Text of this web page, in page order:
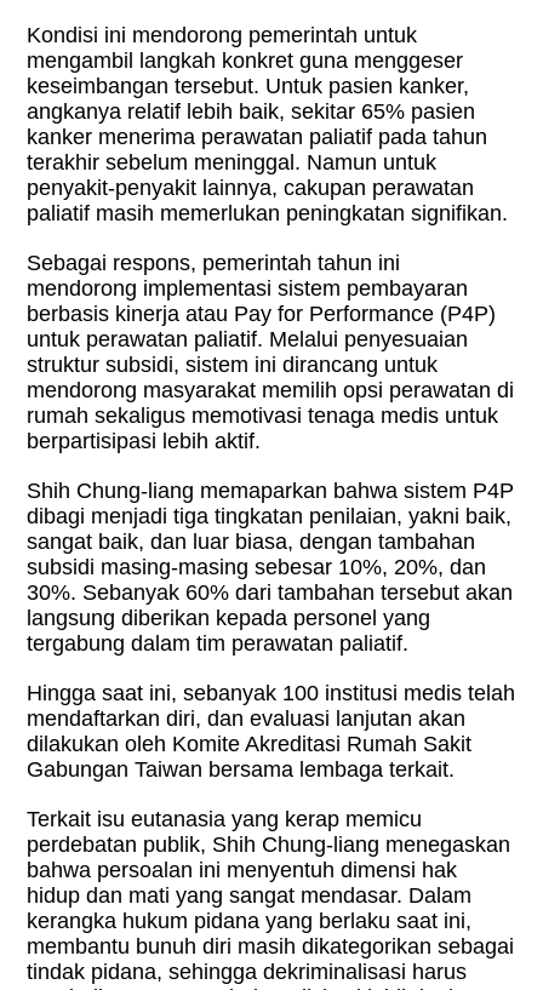
Kondisi ini mendorong pemerintah untuk
mengambil langkah konkret guna menggeser
keseimbangan tersebut. Untuk pasien kanker,
angkanya relatif lebih baik, sekitar 65% pasien
kanker menerima perawatan paliatif pada tahun
terakhir sebelum meninggal. Namun untuk
penyakit-penyakit lainnya, cakupan perawatan
paliatif masih memerlukan peningkatan signifikan.
Sebagai respons, pemerintah tahun ini
mendorong implementasi sistem pembayaran
berbasis kinerja atau Pay for Performance (P4P)
untuk perawatan paliatif. Melalui penyesuaian
struktur subsidi, sistem ini dirancang untuk
mendorong masyarakat memilih opsi perawatan di
rumah sekaligus memotivasi tenaga medis untuk
berpartisipasi lebih aktif.
Shih Chung-liang memaparkan bahwa sistem P4P
dibagi menjadi tiga tingkatan penilaian, yakni baik,
sangat baik, dan luar biasa, dengan tambahan
subsidi masing-masing sebesar 10%, 20%, dan
30%. Sebanyak 60% dari tambahan tersebut akan
langsung diberikan kepada personel yang
tergabung dalam tim perawatan paliatif.
Hingga saat ini, sebanyak 100 institusi medis telah
mendaftarkan diri, dan evaluasi lanjutan akan
dilakukan oleh Komite Akreditasi Rumah Sakit
Gabungan Taiwan bersama lembaga terkait.
Terkait isu eutanasia yang kerap memicu
perdebatan publik, Shih Chung-liang menegaskan
bahwa persoalan ini menyentuh dimensi hak
hidup dan mati yang sangat mendasar. Dalam
kerangka hukum pidana yang berlaku saat ini,
membantu bunuh diri masih dikategorikan sebagai
tindak pidana, sehingga dekriminalisasi harus